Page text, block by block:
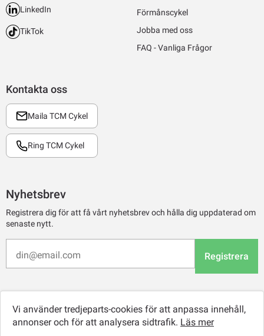
Kontakta oss
Maila TCM Cykel
Ring TCM Cykel
LinkedIn
TikTok
Förmånscykel
Jobba med oss
FAQ - Vanliga Frågor
Nyhetsbrev
Registrera dig för att få vårt nyhetsbrev och hålla dig uppdaterad om
senaste nytt.
Registrera
Vi använder tredjeparts-cookies för att anpassa innehåll,
annonser och för att analysera sidtrafik. Läs mer